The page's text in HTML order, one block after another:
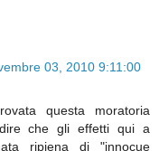
03, 2010 9:11:00
questa moratoria
che gli effetti qui a
ripiena di "innocue